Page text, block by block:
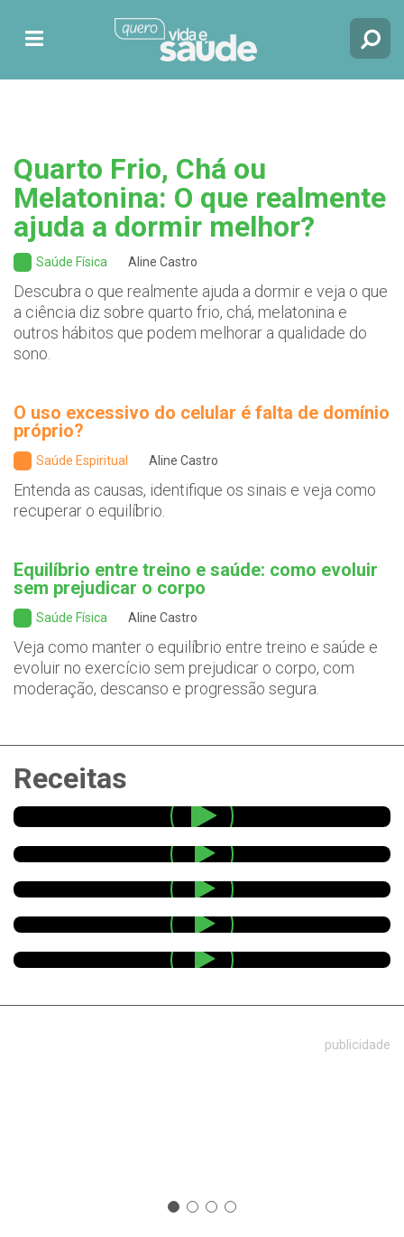
Quarto Frio, Chá ou
Melatonina: O que realmente
ajuda a dormir melhor?
Saúde Física Aline Castro
Descubra o que realmente ajuda a dormir e veja o que
a ciência diz sobre quarto frio, chá, melatonina e
outros hábitos que podem melhorar a qualidade do
sono.
O uso excessivo do celular é falta de domínio
próprio?
Saúde Espiritual Aline Castro
Entenda as causas, identifique os sinais e veja como
recuperar o equilíbrio.
Equilíbrio entre treino e saúde: como evoluir
sem prejudicar o corpo
Saúde Física Aline Castro
Veja como manter o equilíbrio entre treino e saúde e
evoluir no exercício sem prejudicar o corpo, com
moderação, descanso e progressão segura.
Receitas
publicidade